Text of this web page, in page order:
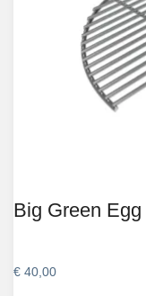
Big Green
€ 40,00